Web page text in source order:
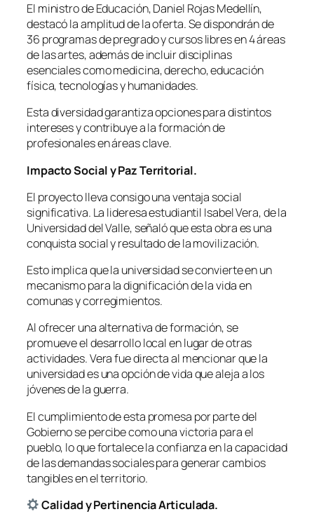
El ministro de Educación, Daniel Rojas Medellín,
destacó la amplitud de la oferta. Se dispondrán de
36 programas de pregrado y cursos libres en 4 áreas
de las artes, además de incluir disciplinas
esenciales como medicina, derecho, educación
física, tecnologías y humanidades.
Esta diversidad garantiza opciones para distintos
intereses y contribuye a la formación de
profesionales en áreas clave.
Impacto Social y Paz Territorial.
El proyecto lleva consigo una ventaja social
significativa. La lideresa estudiantil Isabel Vera, de la
Universidad del Valle, señaló que esta obra es una
conquista social y resultado de la movilización.
Esto implica que la universidad se convierte en un
mecanismo para la dignificación de la vida en
comunas y corregimientos.
Al ofrecer una alternativa de formación, se
promueve el desarrollo local en lugar de otras
actividades. Vera fue directa al mencionar que la
universidad es una opción de vida que aleja a los
jóvenes de la guerra.
El cumplimiento de esta promesa por parte del
Gobierno se percibe como una victoria para el
pueblo, lo que fortalece la confianza en la capacidad
de las demandas sociales para generar cambios
tangibles en el territorio.
Calidad y Pertinencia Articulada.